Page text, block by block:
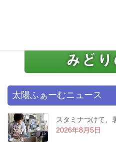
太陽ふぁーむニュース
スタミナつけて、
2026年8月5日